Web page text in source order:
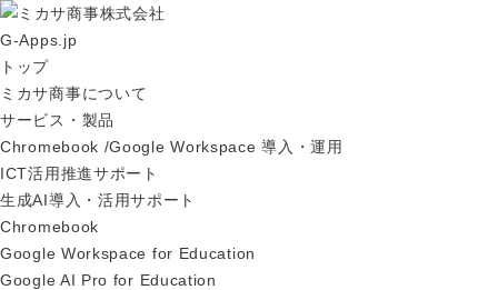
G-Apps.jp
トップ
ミカサ商事について
サービス・製品
Chromebook /Google Workspace 導入・運用
ICT活用推進サポート
生成AI導入・活用サポート
Chromebook
Google Workspace for Education
Google AI Pro for Education